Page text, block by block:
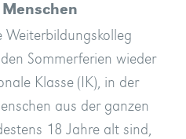
Weiterbildungskolleg
Sommerferien wieder
Klasse (IK), in der
aus der ganzen
18 Jahre alt sind,